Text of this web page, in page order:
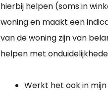
hierbij helpen (soms in
woning en maakt een
van de woning zijn van
helpen met
Werkt het ook in